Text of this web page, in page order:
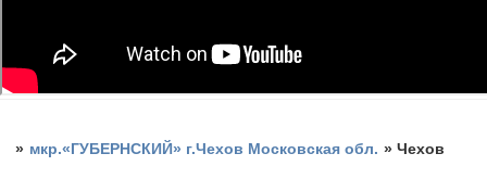
» мкр.«ГУБЕРНСКИЙ» г.Чехов Московская обл. »Чехов